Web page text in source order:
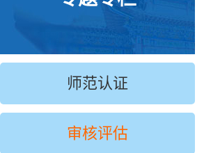
师范认证
审核评估